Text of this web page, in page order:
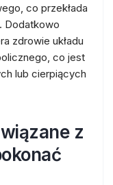
co przekłada
Dodatkowo
zdrowie układu
co jest
lub cierpiących
z